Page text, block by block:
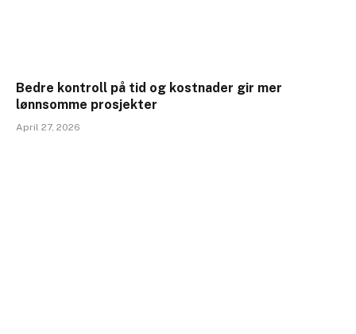
Bedre kontroll på tid og kostnader gir mer
lønnsomme prosjekter
April 27, 2026